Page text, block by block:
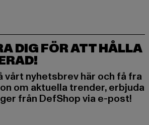
DIG FÖR ATT HÅLLA
vårt nyhetsbrev här och få fra
om aktuella trender, erbjuda
från DefShop via e-post!